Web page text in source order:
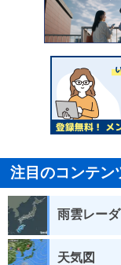
注目のコンテン
雨雲レー
天気図